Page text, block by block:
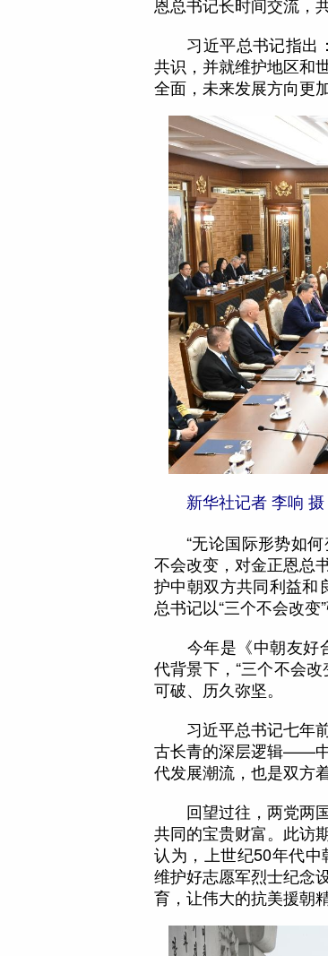
习近平总书记指出：
共识，并就维护地区和
全面，未来发展方向更
新华社记者 李响 摄
“无论国际形势如何
不会改变，对金正恩总
护中朝双方共同利益和
总书记以“三个不会改变
今年是《中朝友好
代背景下，“三个不会
可破、历久弥坚。
习近平总书记七年前
古长青的深层逻辑——
代发展潮流，也是双方
回望过往，两党两国
共同的宝贵财富。此访
认为，上世纪50年代
维护好志愿军烈士纪念
育，让伟大的抗美援朝